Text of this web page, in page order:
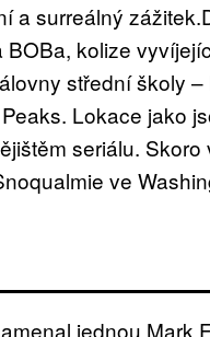
a surreálný
kolize
střední školy
Lokace jako
seriálu.
ve
jednou Mark